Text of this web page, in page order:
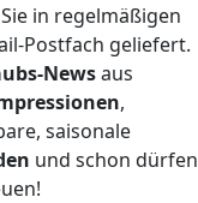
in regelmäßigen
Postfach geliefert.
Newsaus
,
saisonale
und schon dürfen